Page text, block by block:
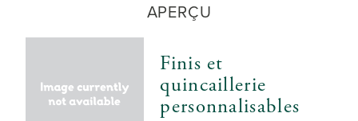
APERÇU
Finis et
quincaillerie
personnalisables